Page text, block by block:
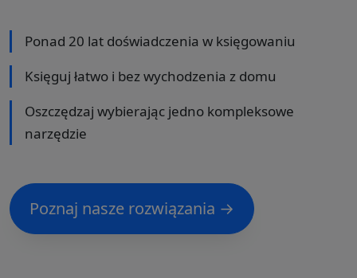
Ponad 20 lat doświadczenia w księgowaniu
Księguj łatwo i bez wychodzenia z domu
Oszczędzaj wybierając jedno kompleksowe
narzędzie
Poznaj nasze rozwiązania →